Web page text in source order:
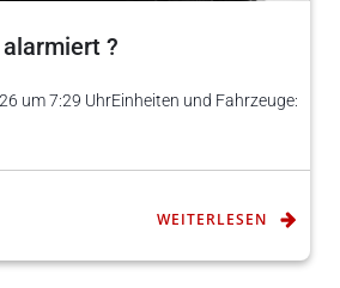
?
um 7:29 UhrEinheiten und Fahrzeuge:
WEITERLESEN